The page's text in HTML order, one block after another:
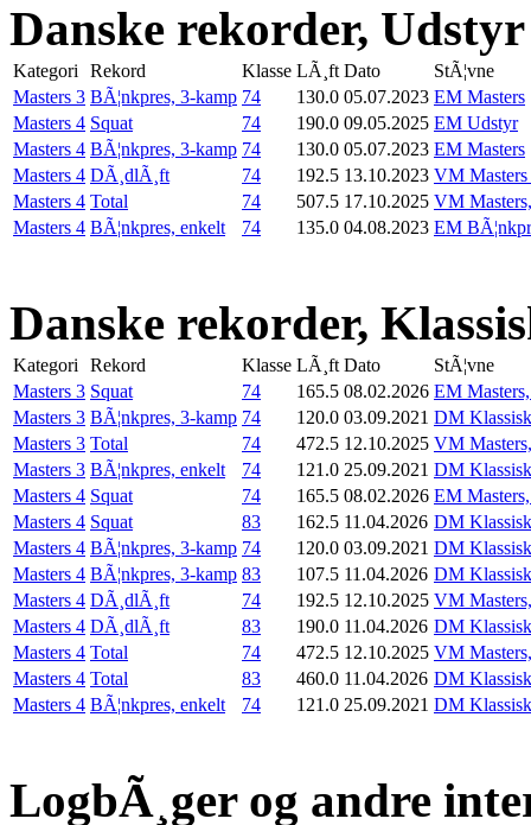
Danske rekorder, Udstyr
Kategori Rekord Klasse LÃ¸ft Dato
StÃ¦vne
Masters 3 BÃ¦nkpres, 3-kamp 74 130.0 05.07.2023 EM Masters
Masters 4 Squat 74 190.0 09.05.2025 EM Udstyr
Masters 4 BÃ¦nkpres, 3-kamp 74 130.0 05.07.2023 EM Masters
Masters 4 DÃ¸dlÃ¸ft 74 192.5 13.10.2023 VM
Masters 4 Total 74 507.5 17.10.2025 VM
Masters 4 BÃ¦nkpres, enkelt 74 135.0 04.08.2023 EM
Danske rekorder,
Kategori Rekord Klasse LÃ¸ft Dato
StÃ¦vne
Masters 3 Squat 74 165.5 08.02.2026 EM
Masters 3 BÃ¦nkpres, 3-kamp 74 120.0 03.09.2021 DM Klassisk
Masters 3 Total 74 472.5 12.10.2025 VM
Masters 3 BÃ¦nkpres, enkelt 74 121.0 25.09.2021 DM
Masters 4 Squat 74 165.5 08.02.2026 EM
Masters 4 Squat 83 162.5 11.04.2026 DM
Masters 4 BÃ¦nkpres, 3-kamp 74 120.0 03.09.2021 DM Klassisk
Masters 4 BÃ¦nkpres, 3-kamp 83 107.5 11.04.2026 DM
Masters 4 DÃ¸dlÃ¸ft 74 192.5 12.10.2025 VM
Masters 4 DÃ¸dlÃ¸ft 83 190.0 11.04.2026 DM
Masters 4 Total 74 472.5 12.10.2025 VM
Masters 4 Total 83 460.0 11.04.2026 DM
Masters 4 BÃ¦nkpres, enkelt 74 121.0 25.09.2021 DM
LogbÃ¸ger og andre